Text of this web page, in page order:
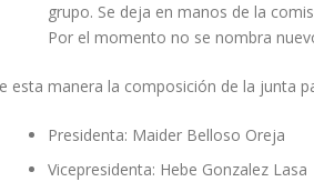
grupo. Se deja en manos de la
Por el momento no se nombra
esta manera la composición de la junta
Presidenta: Maider Belloso Oreja
Vicepresidenta: Hebe Gonzalez Lasa